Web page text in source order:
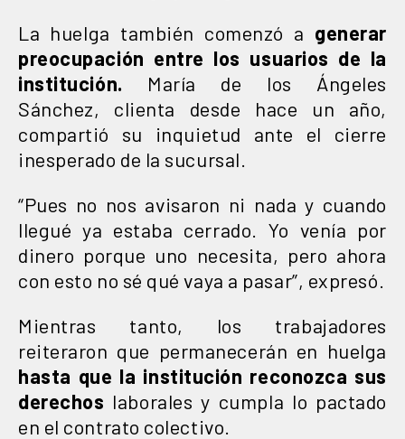
La huelga también comenzó a generar
preocupación entre los usuarios de la
institución. María de los Ángeles
Sánchez, clienta desde hace un año,
compartió su inquietud ante el cierre
inesperado de la sucursal.
“Pues no nos avisaron ni nada y cuando
llegué ya estaba cerrado. Yo venía por
dinero porque uno necesita, pero ahora
con esto no sé qué vaya a pasar”, expresó.
Mientras tanto, los trabajadores
reiteraron que permanecerán en huelga
hasta que la institución reconozca sus
derechos laborales y cumpla lo pactado
en el contrato colectivo.